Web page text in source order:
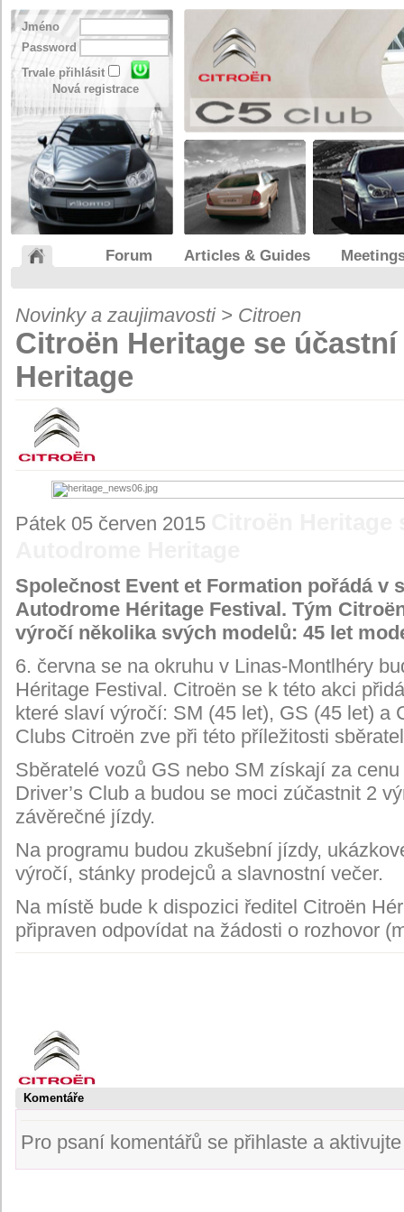
Jméno
Password
Trvale přihlásit
Nová registrace
Forum Articles & Guides
Novinky a zaujimavosti > Citroen
Citroën Heritage se
Heritage
Pátek 05 červen 2015
Společnost Event et Formation pořádá v
Autodrome Héritage Festival. Tým
výročí několika svých modelů: 45 let
6. června se na okruhu v Linas-Montlhéry
Héritage Festival. Citroën se k této akci
které slaví výročí: SM (45 let), GS (45 let) a
Clubs Citroën zve při této příležitosti
Sběratelé vozů GS nebo SM získají za
Driver’s Club a budou se moci zúčastnit 2
závěrečné jízdy.
Na programu budou zkušební jízdy,
výročí, stánky prodejců a slavnostní večer.
Na místě bude k dispozici ředitel Citroën
připraven odpovídat na žádosti o rozhovor
Komentáře
Pro psaní komentářů se přihlaste a